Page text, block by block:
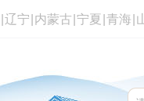
辽宁 内蒙古 宁夏 青海